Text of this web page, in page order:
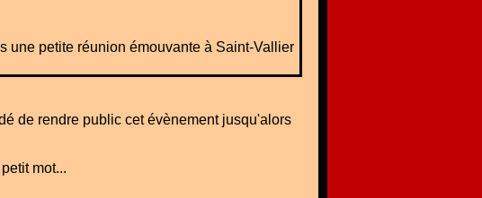
une petite réunion émouvante à Saint-Vallier
de rendre public cet évènement jusqu'alors
mot...